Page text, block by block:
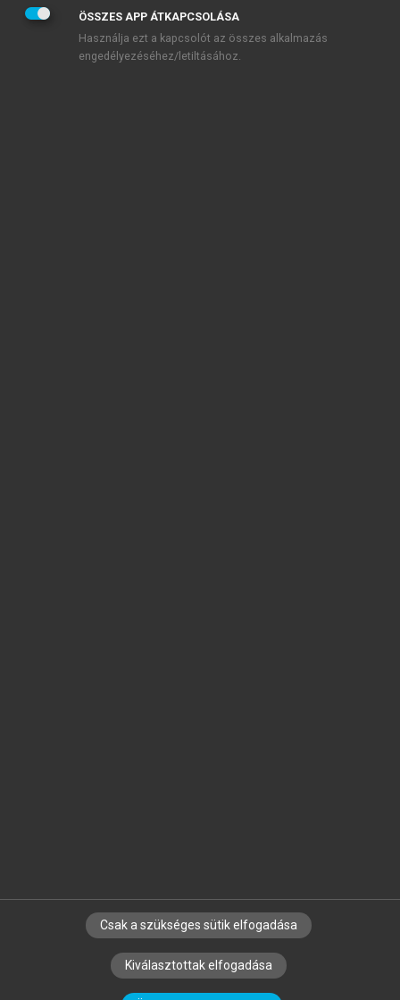
SZERZŐKNEK CÉGEKNEK KÖNYVTÁROSOKNAK
SZERKESZTÉSI ÉS LEKTORÁLÁSI ALAPELVEK
ÖSSZES APP ÁTKAPCSOLÁSA
Használja ezt a kapcsolót az összes alkalmazás
engedélyezéséhez/letiltásához.
Csak a szükséges sütik elfogadása
Kiválasztottak elfogadása